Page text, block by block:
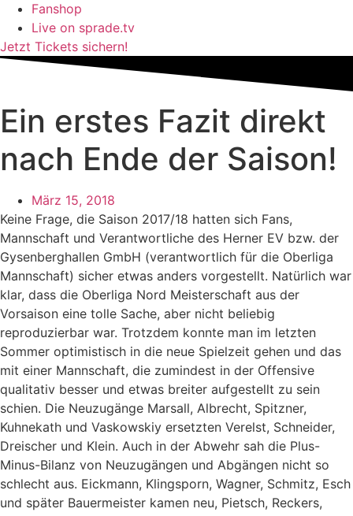
Fanshop
Live on sprade.tv
Jetzt Tickets sichern!
Ein erstes Fazit direkt
nach Ende der Saison!
März 15, 2018
Keine Frage, die Saison 2017/18 hatten sich Fans,
Mannschaft und Verantwortliche des Herner EV bzw. der
Gysenberghallen GmbH (verantwortlich für die Oberliga
Mannschaft) sicher etwas anders vorgestellt. Natürlich war
klar, dass die Oberliga Nord Meisterschaft aus der
Vorsaison eine tolle Sache, aber nicht beliebig
reproduzierbar war. Trotzdem konnte man im letzten
Sommer optimistisch in die neue Spielzeit gehen und das
mit einer Mannschaft, die zumindest in der Offensive
qualitativ besser und etwas breiter aufgestellt zu sein
schien. Die Neuzugänge Marsall, Albrecht, Spitzner,
Kuhnekath und Vaskowskiy ersetzten Verelst, Schneider,
Dreischer und Klein. Auch in der Abwehr sah die Plus-
Minus-Bilanz von Neuzugängen und Abgängen nicht so
schlecht aus. Eickmann, Klingsporn, Wagner, Schmitz, Esch
und später Bauermeister kamen neu, Pietsch, Reckers,